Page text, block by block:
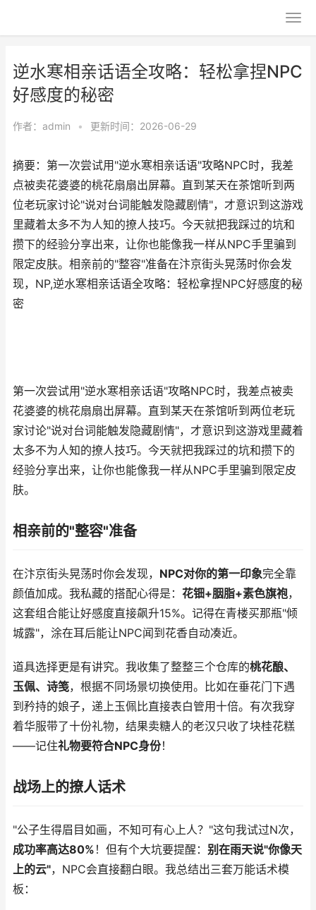
逆水寒相亲话语全攻略：轻松拿捏NPC
好感度的秘密
作者： admin • 更新时间：2026-06-29
摘要：第一次尝试用"逆水寒相亲话语"攻略NPC时，我差
点被卖花婆婆的桃花扇扇出屏幕。直到某天在茶馆听到两
位老玩家讨论"说对台词能触发隐藏剧情"，才意识到这游戏
里藏着太多不为人知的撩人技巧。今天就把我踩过的坑和
攒下的经验分享出来，让你也能像我一样从NPC手里骗到
限定皮肤。相亲前的"整容"准备在汴京街头晃荡时你会发
现，NP,逆水寒相亲话语全攻略：轻松拿捏NPC好感度的秘
密
第一次尝试用"逆水寒相亲话语"攻略NPC时，我差点被卖
花婆婆的桃花扇扇出屏幕。直到某天在茶馆听到两位老玩
家讨论"说对台词能触发隐藏剧情"，才意识到这游戏里藏着
太多不为人知的撩人技巧。今天就把我踩过的坑和攒下的
经验分享出来，让你也能像我一样从NPC手里骗到限定皮
肤。
相亲前的"整容"准备
在汴京街头晃荡时你会发现， NPC对你的第一印象完全靠
颜值加成。我私藏的搭配心得是： 花钿+胭脂+素色旗袍，
这套组合能让好感度直接飙升15%。记得在青楼买那瓶"倾
城露"，涂在耳后能让NPC闻到花香自动凑近。
道具选择更是有讲究。我收集了整整三个仓库的桃花酿、
玉佩、诗笺，根据不同场景切换使用。比如在垂花门下遇
到矜持的娘子，递上玉佩比直接表白管用十倍。有次我穿
着华服带了十份礼物，结果卖糖人的老汉只收了块桂花糕
——记住礼物要符合NPC身份！
战场上的撩人话术
"公子生得眉目如画，不知可有心上人？"这句我试过N次，
成功率高达80% ！但有个大坑要提醒： 别在雨天说"你像天
上的云"，NPC会直接翻白眼。我总结出三套万能话术模
板：